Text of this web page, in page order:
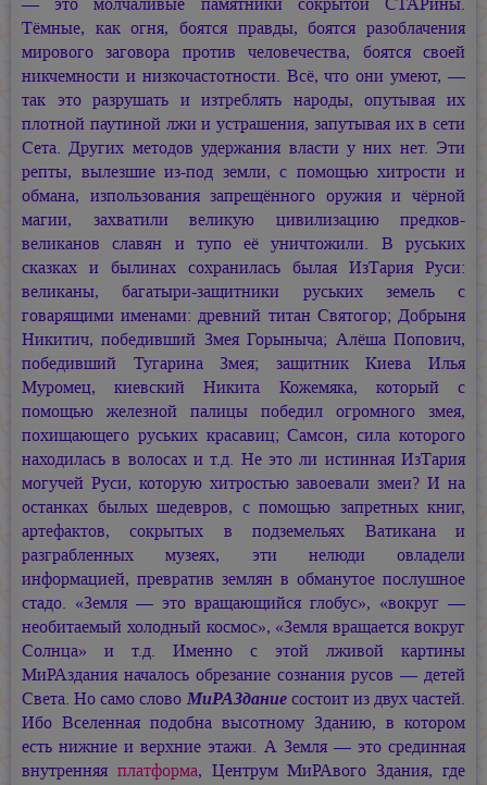
Тёмные, как огня, боятся правды, боятся разоблачения
мирового заговора против человечества, боятся своей
никчемности и низкочастотности. Всё, что они умеют, —
так это разрушать и изтреблять народы, опутывая их
плотной паутиной лжи и устрашения, запутывая их в сети
Сета. Других методов удержания власти у них нет. Эти
репты, вылезшие из-под земли, с помощью хитрости и
обмана, изпользования запрещённого оружия и чёрной
магии, захватили великую цивилизацию предков-
великанов славян и тупо её уничтожили. В руських
сказках и былинах сохранилась былая ИзТария Руси:
великаны, багатыри-защитники руських земель с
говарящими именами: древний титан Святогор; Добрыня
Никитич, победивший Змея Горыныча; Алёша Попович,
победивший Тугарина Змея; защитник Киева Илья
Муромец, киевский Никита Кожемяка, который с
помощью железной палицы победил огромного змея,
похищающего руських красавиц; Самсон, сила которого
находилась в волосах и т.д. Не это ли истинная ИзТария
могучей Руси, которую хитростью завоевали змеи? И на
останках былых шедевров, с помощью запретных книг,
артефактов, сокрытых в подземельях Ватикана и
разграбленных музеях, эти нелюди овладели
информацией, превратив землян в обманутое послушное
стадо. «Земля — это вращающийся глобус», «вокруг —
необитаемый холодный космос», «Земля вращается вокруг
Солнца» и т.д. Именно с этой лживой картины
МиРАздания началось обрезание сознания русов — детей
Света. Но само слово МиРАЗданиесостоит из двух частей.
Ибо Вселенная подобна высотному Зданию, в котором
есть нижние и верхние этажи. А Земля — это срединная
внутренняя платформа, Центрум МиРАвого Здания, где